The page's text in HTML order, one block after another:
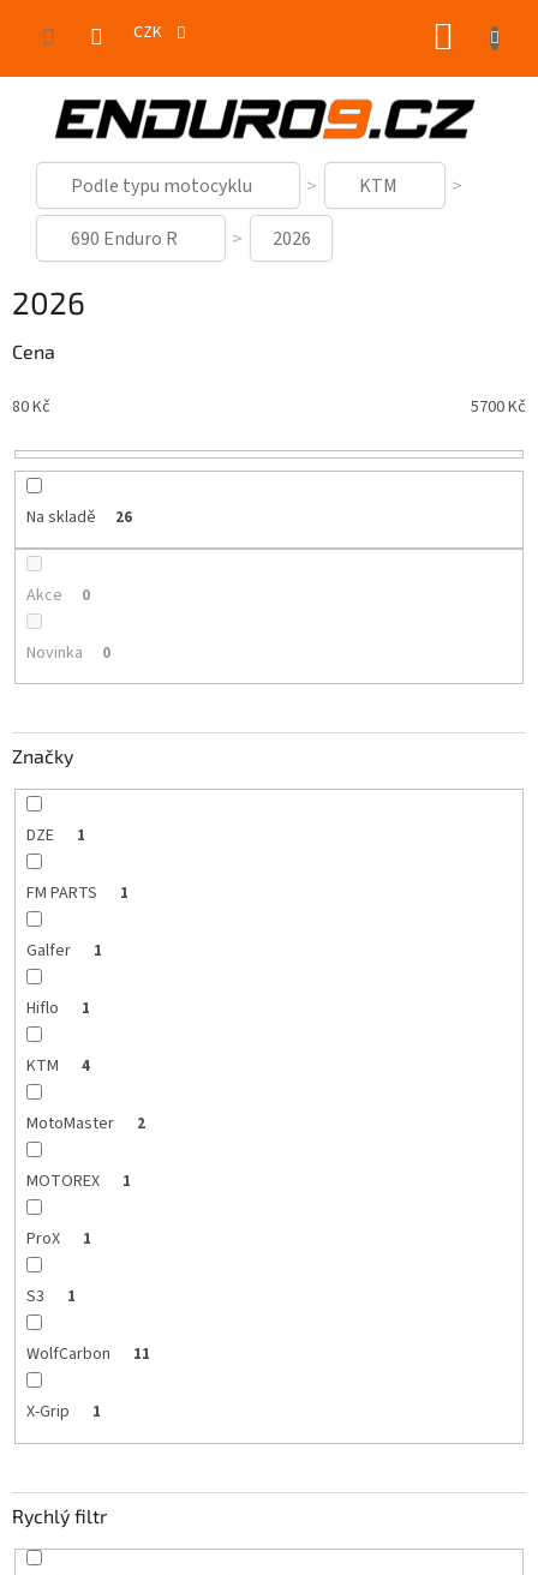
CZK
Podle typu motocyklu
KTM
690 Enduro R
2026
2026
Cena
80Kč 5700Kč
Na skladě 26
Akce 0
Novinka 0
Značky
DZE 1
FM PARTS 1
Galfer 1
Hiflo 1
KTM 4
MotoMaster 2
MOTOREX 1
ProX 1
S3 1
WolfCarbon 11
X-Grip 1
Rychlý filtr